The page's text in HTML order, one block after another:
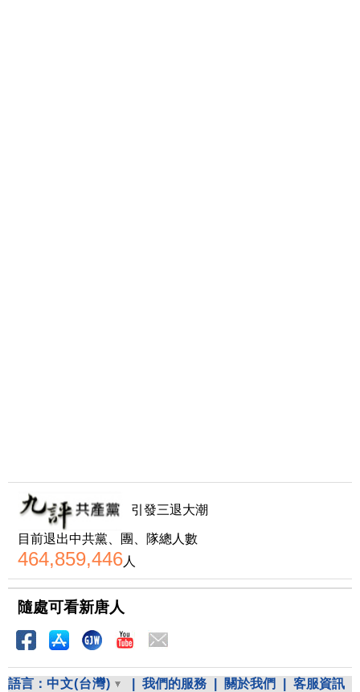
引發三退大潮
目前退出中共黨、團、隊總人數
464,859,446人
隨處可看新唐人
語言： 中文(台灣) 我們的服務 關於我們 客服資訊